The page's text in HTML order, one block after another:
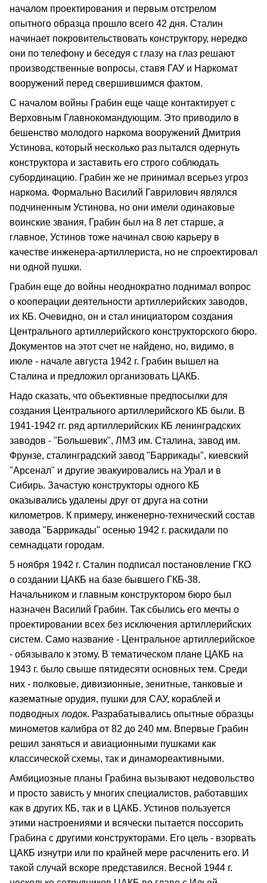
началом проектирования и первым отстрелом
опытного образца прошло всего 42 дня. Сталин
начинает покровительствовать конструктору, нередко
они по телефону и беседуя с глазу на глаз решают
производственные вопросы, ставя ГАУ и Наркомат
вооружений перед свершившимся фактом.
С началом войны Грабин еще чаще контактирует с
Верховным Главнокомандующим. Это приводило в
бешенство молодого наркома вооружений Дмитрия
Устинова, который несколько раз пытался одернуть
конструктора и заставить его строго соблюдать
субординацию. Грабин же не принимал всерьез угроз
наркома. Формально Василий Гаврилович являлся
подчиненным Устинова, но они имели одинаковые
воинские звания, Грабин был на 8 лет старше, а
главное, Устинов тоже начинал свою карьеру в
качестве инженера-артиллериста, но не спроектировал
ни одной пушки.
Грабин еще до войны неоднократно поднимал вопрос
о кооперации деятельности артиллерийских заводов,
их КБ. Очевидно, он и стал инициатором создания
Центрального артиллерийского конструкторского бюро.
Документов на этот счет не найдено, но, видимо, в
июле - начале августа 1942 г. Грабин вышел на
Сталина и предложил организовать ЦАКБ.
Надо сказать, что объективные предпосылки для
создания Центрального артиллерийского КБ были. В
1941-1942 гг. ряд артиллерийских КБ ленинградских
заводов - "Большевик", ЛМЗ им. Сталина, завод им.
Фрунзе, сталинградский завод "Баррикады", киевский
"Арсенал" и другие эвакуировались на Урал и в
Сибирь. Зачастую конструкторы одного КБ
оказывались удалены друг от друга на сотни
километров. К примеру, инженерно-технический состав
завода "Баррикады" осенью 1942 г. раскидали по
семнадцати городам.
5 ноября 1942 г. Сталин подписал постановление ГКО
о создании ЦАКБ на базе бывшего ГКБ-38.
Начальником и главным конструктором бюро был
назначен Василий Грабин. Так сбылись его мечты о
проектировании всех без исключения артиллерийских
систем. Само название - Центральное артиллерийское
- обязывало к этому. В тематическом плане ЦАКБ на
1943 г. было свыше пятидесяти основных тем. Среди
них - полковые, дивизионные, зенитные, танковые и
казематные орудия, пушки для САУ, кораблей и
подводных лодок. Разрабатывались опытные образцы
минометов калибра от 82 до 240 мм. Впервые Грабин
решил заняться и авиационными пушками как
классической схемы, так и динамореактивными.
Амбициозные планы Грабина вызывают недовольство
и просто зависть у многих специалистов, работавших
как в других КБ, так и в ЦАКБ. Устинов пользуется
этими настроениями и всячески пытается поссорить
Грабина с другими конструкторами. Его цель - взорвать
ЦАКБ изнутри или по крайней мере расчленить его. И
такой случай вскоре представился. Весной 1944 г.